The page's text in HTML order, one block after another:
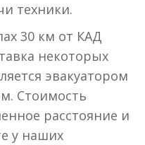
техники.
30 км от КАД
некоторых
эвакуатором
Стоимость
расстояние и
у наших